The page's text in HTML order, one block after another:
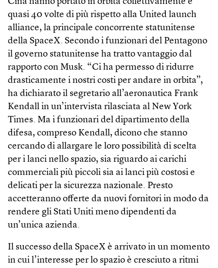
quasi 40 volte di più rispetto alla United launch
alliance, la principale concorrente statunitense
della SpaceX. Secondo i funzionari del Pentagono
il governo statunitense ha tratto vantaggio dal
rapporto con Musk. “Ci ha permesso di ridurre
drasticamente i nostri costi per andare in orbita”,
ha dichiarato il segretario all’aeronautica Frank
Kendall in un’intervista rilasciata al New York
Times. Ma i funzionari del dipartimento della
difesa, compreso Kendall, dicono che stanno
cercando di allargare le loro possibilità di scelta
per i lanci nello spazio, sia riguardo ai carichi
commerciali più piccoli sia ai lanci più costosi e
delicati per la sicurezza nazionale. Presto
accetteranno offerte da nuovi fornitori in modo da
rendere gli Stati Uniti meno dipendenti da
un’unica azienda.
Il successo della SpaceX è arrivato in un momento
in cui l’interesse per lo spazio è cresciuto a ritmi